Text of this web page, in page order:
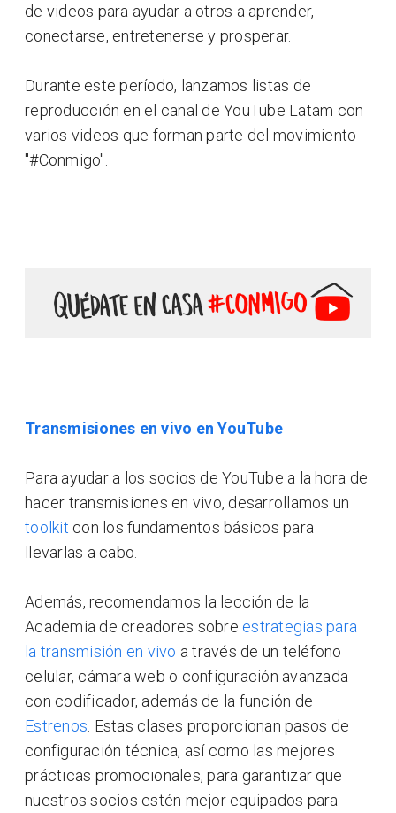
de videos para ayudar a otros a aprender,
conectarse, entretenerse y prosperar.
Durante este período, lanzamos listas de
reproducción en el canal de YouTube Latam con
varios videos que forman parte del movimiento
"#Conmigo".
Transmisiones en vivo en YouTube
Para ayudar a los socios de YouTube a la hora de
hacer transmisiones en vivo, desarrollamos un
toolkit con los fundamentos básicos para
llevarlas a cabo.
Además, recomendamos la lección de la
Academia de creadores sobre estrategias para
la transmisión en vivo a través de un teléfono
celular, cámara web o configuración avanzada
con codificador, además de la función de
Estrenos . Estas clases proporcionan pasos de
configuración técnica, así como las mejores
prácticas promocionales, para garantizar que
nuestros socios estén mejor equipados para